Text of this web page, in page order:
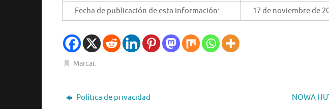
Fecha de publicación de esta información:
17 de noviembre de
Marcar.
Política de privacidad
NOWA